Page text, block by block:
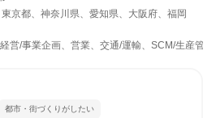
京都、神奈川県、愛知県、大阪府、福岡
営/事業企画、営業、交通/運輸、SCM/生産管
都市・街づくりがしたい